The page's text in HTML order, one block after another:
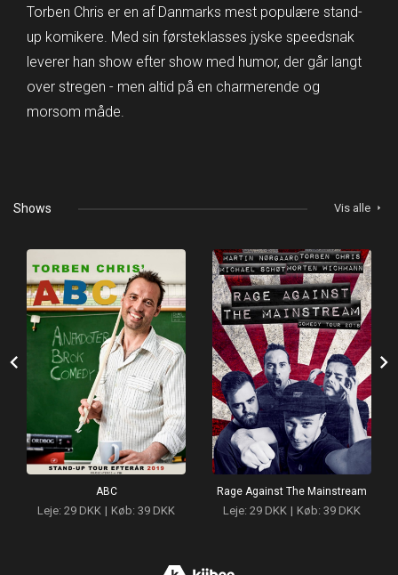
Torben Chris er en af Danmarks mest populære stand-
up komikere. Med sin førsteklasses jyske speedsnak
leverer han show efter show med humor, der går langt
over stregen - men altid på en charmerende og
morsom måde.
Shows Vis alle arrow_right
chevron_left
ABC
Leje: 29 DKK | Køb: 39 DKK
Rage Against The Mainstream
Leje: 29 DKK | Køb: 39 DKK
chevron_right